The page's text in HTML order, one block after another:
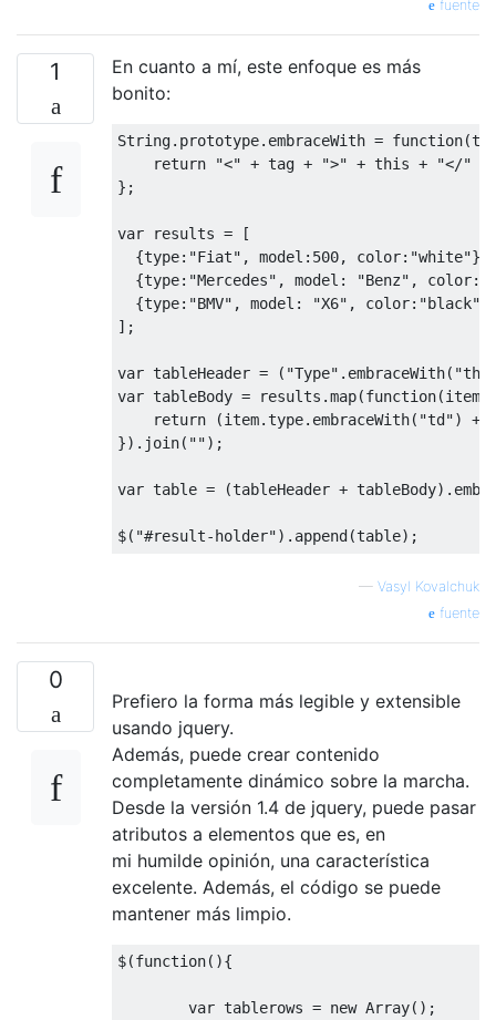
]};
});
fuente
1
En cuanto a mí, este enfoque es más
bonito:
String. prototype. embraceWith = function(
return
"<" + tag + ">" + this + "</"
};
var results =
[
{type: "Fiat" , model : 500, color: "white"},
{type: "Mercedes" , model : "Benz" , color:
{type: "BMV" , model : "X6" , color: "black"
];
var tableHeader = ( "Type" . embraceWith( "th"
var tableBody = results .map(function(item
return
(item.type. embraceWith( "td") +
}). join( "");
var table = (tableHeader + tableBody).
$( "#result-holder"). append (table);
— Vasyl Kovalchuk
fuente
0
Prefiero la forma más legible y extensible
usando jquery.
Además, puede crear contenido
completamente dinámico sobre la marcha.
Desde la versión 1.4 de jquery, puede pasar
atributos a elementos que es, en
mi humilde opinión, una característica
excelente. Además, el código se puede
mantener más limpio.
$(function(){
var tablerows = new Array();